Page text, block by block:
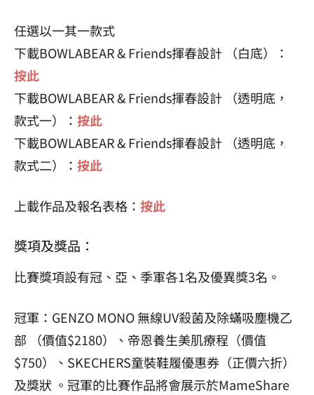
任選以一其一款式
下載BOWLABEAR & Friends揮春設計 （白底）：
按此
下載BOWLABEAR & Friends揮春設計 （透明底，
款式一）： 按此
下載BOWLABEAR & Friends揮春設計 （透明底，
款式二）： 按此
上載作品及報名表格： 按此
獎項及獎品：
比賽獎項設有冠、亞、季軍各1名及優異獎3名。
冠軍：GENZO MONO 無線UV殺菌及除蟎吸塵機乙
部 （價值$2180）、帝恩養生美肌療程（價值
$750）、SKECHERS童裝鞋履優惠券（正價六折）
及獎狀 。冠軍的比賽作品將會展示於MameShare